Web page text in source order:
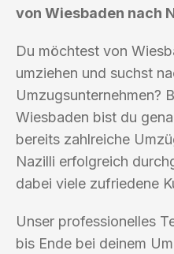
von Wiesbaden nach
Du möchtest von
umziehen und suchst
Umzugsunternehmen?
Wiesbaden bist du
bereits zahlreiche
Nazilli erfolgreich
dabei viele zufriedene
Unser professionelles
bis Ende bei deinem